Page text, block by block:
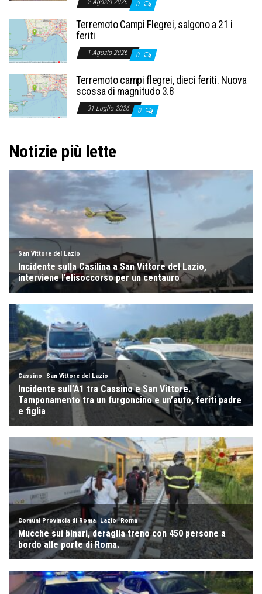
2 Agosto 2026 0
Terremoto Campi Flegrei, salgono a 21 i
feriti
1 Agosto 2026 0
Terremoto campi flegrei, dieci feriti. Nuova
scossa di magnitudo 3.8
31 Luglio 2026 0
Notizie più lette